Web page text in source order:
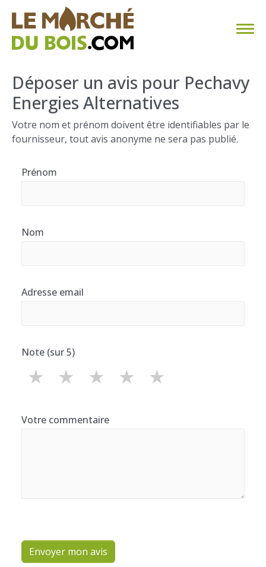
CHAUFFAGE AU BOIS
FAQ
CALCULER SA CONSOMMATION
Déposer un avis pour Pechavy
Energies Alternatives
Votre nom et prénom doivent être identifiables par le
fournisseur, tout avis anonyme ne sera pas publié.
Prénom
Nom
Adresse email
Note (sur 5)
★
★
★
★
★
Votre commentaire
Envoyer mon avis